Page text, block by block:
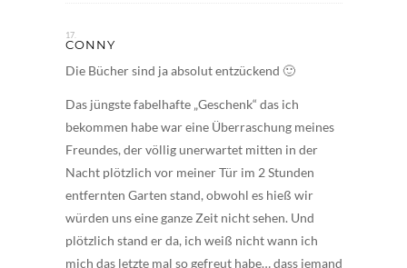
CONNY
Die Bücher sind ja absolut entzückend 🙂
Das jüngste fabelhafte „Geschenk“ das ich
bekommen habe war eine Überraschung meines
Freundes, der völlig unerwartet mitten in der
Nacht plötzlich vor meiner Tür im 2 Stunden
entfernten Garten stand, obwohl es hieß wir
würden uns eine ganze Zeit nicht sehen. Und
plötzlich stand er da, ich weiß nicht wann ich
mich das letzte mal so gefreut habe… dass jemand